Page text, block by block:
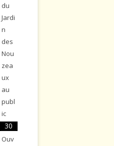
du
Jardi
n
des
Nou
zea
ux
au
publ
ic
30
Ouv